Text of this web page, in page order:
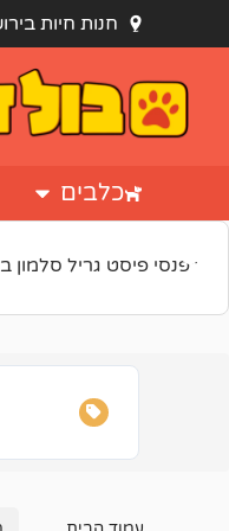
חנות חיות
כלבים
“פנסי פיסט גריל סלמון ברוטב 85 גרם” נוסף